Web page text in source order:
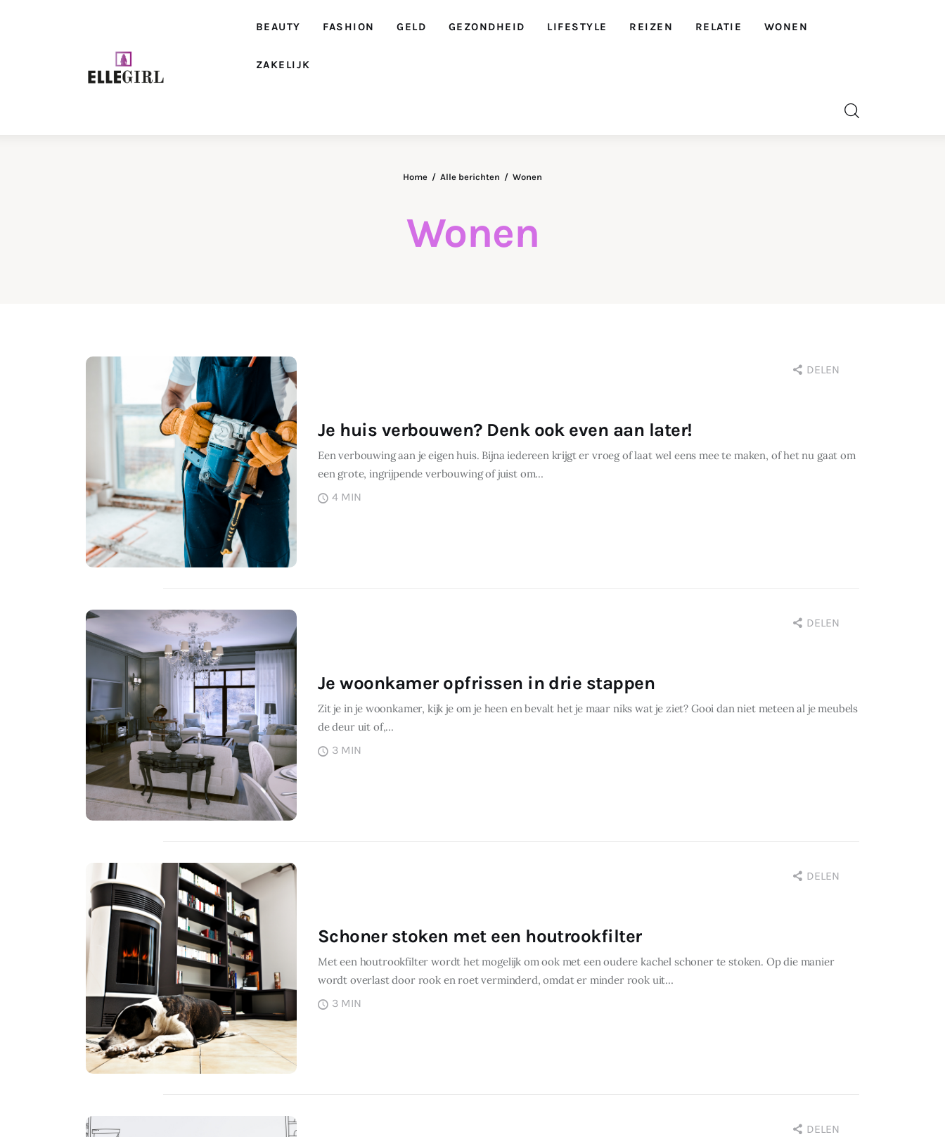
BEAUTY FASHION GELD GEZONDHEID LIFESTYLE REIZEN RELATIE WONEN
ZAKELIJK
Wonen
Home Alle berichten Wonen
Je huis verbouwen? Denk ook even aan later!
Een verbouwing aan je eigen huis. Bijna iedereen krijgt er vroeg of laat wel eens mee te maken, of het nu gaat om
een grote, ingrijpende verbouwing of juist om…
DELEN
4 MIN
Je woonkamer opfrissen in drie stappen
Zit je in je woonkamer, kijk je om je heen en bevalt het je maar niks wat je ziet? Gooi dan niet meteen al je meubels
de deur uit of,…
DELEN
3 MIN
Schoner stoken met een houtrookfilter
Met een houtrookfilter wordt het mogelijk om ook met een oudere kachel schoner te stoken. Op die manier
wordt overlast door rook en roet verminderd, omdat er minder rook uit…
DELEN
3 MIN
DELEN